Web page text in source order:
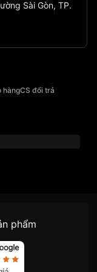
Sài Gòn, TP.
hàngCS đổi trả
tiện lợi –
phẩm